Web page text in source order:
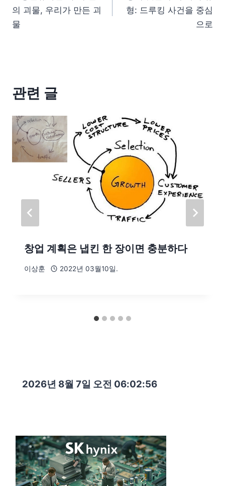
의 괴물, 우리가 만든 괴
물
형: 드루킹 사건을 중심
으로
관련 글
창업 계획은 냅킨 한 장이면 충분하다
이상훈 2022년 03월10일.
2026년 8월 7일 오전 06:02:57